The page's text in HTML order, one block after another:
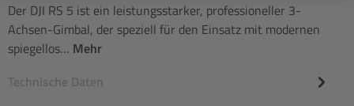
Der DJI RS 5 ist ein leistungsstarker, professioneller 3-
Achsen-Gimbal, der speziell für den Einsatz mit modernen
spiegellos… Mehr
Technische Daten